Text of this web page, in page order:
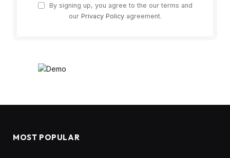
By signing up, you agree to the our terms and
our Privacy Policyagreement.
MOST POPULAR